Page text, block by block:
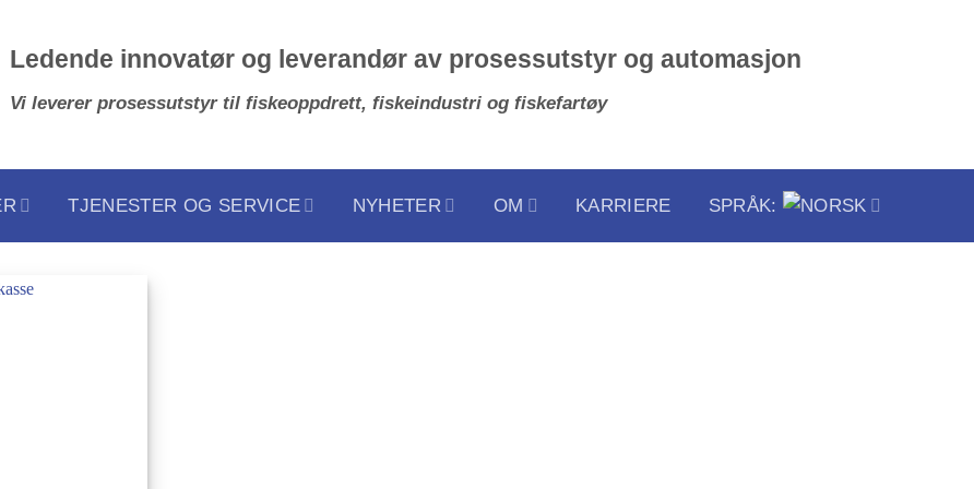
Ledende innovatør og leverandør av prosessutstyr og automasjon
Vi leverer prosessutstyr til fiskeoppdrett, fiskeindustri og fiskefartøy
TJENESTER OG SERVICE NYHETER OM KARRIERE SPRÅK: